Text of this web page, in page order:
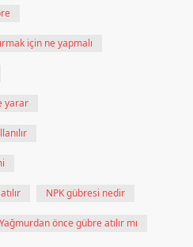
için ne yapmalı
yarar
NPK gübresi nedir
Yağmurdan önce gübre atılır mı